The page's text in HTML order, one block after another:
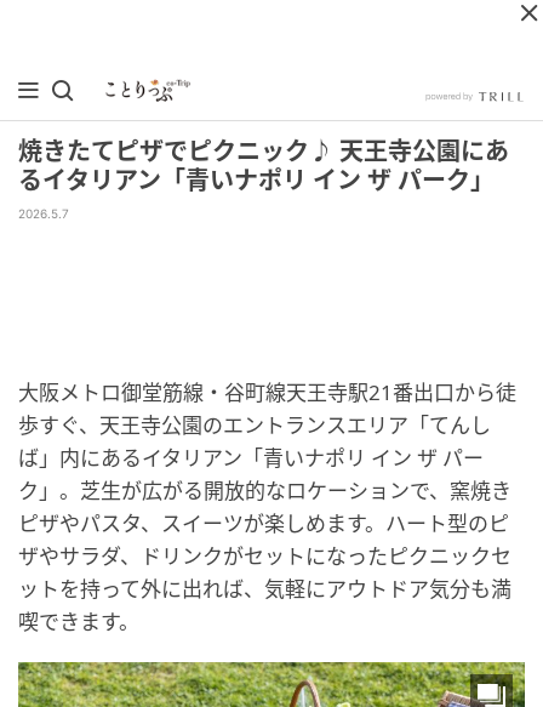
焼きたてピザでピクニック♪ 天王寺公園にあ
るイタリアン「青いナポリ イン ザ パーク」
2026.5.7
大阪メトロ御堂筋線・谷町線天王寺駅21番出口から徒
歩すぐ、天王寺公園のエントランスエリア「てんし
ば」内にあるイタリアン「青いナポリ イン ザ パー
ク」。芝生が広がる開放的なロケーションで、窯焼き
ピザやパスタ、スイーツが楽しめます。ハート型のピ
ザやサラダ、ドリンクがセットになったピクニックセ
ットを持って外に出れば、気軽にアウトドア気分も満
喫できます。